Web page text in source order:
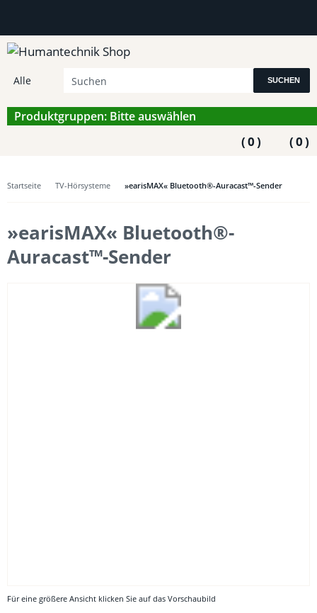
SUCHEN
Produktgruppen: Bitte auswählen
(0)
(0)
Startseite TV-Hörsysteme »earisMAX« Bluetooth®-Auracast™-Sender
»earisMAX« Bluetooth®-
Auracast™-Sender
Für eine größere Ansicht klicken Sie auf das Vorschaubild